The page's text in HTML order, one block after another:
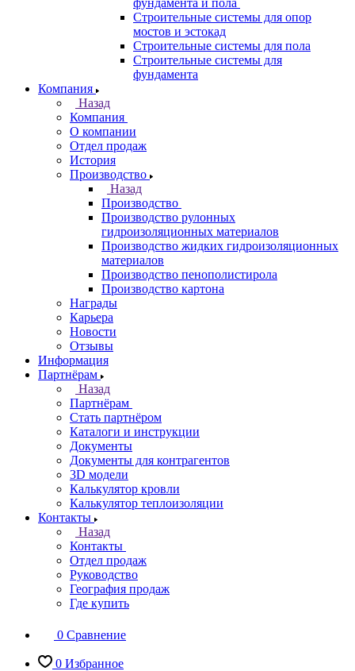
фундамента и пола
Строительные системы для опор
мостов и эстокад
Строительные системы для пола
Строительные системы для
фундамента
Компания
Назад
Компания
О компании
Отдел продаж
История
Производство
Назад
Производство
Производство рулонных
гидроизоляционных материалов
Производство жидких гидроизоляционных
материалов
Производство пенополистирола
Производство картона
Награды
Карьера
Новости
Отзывы
Информация
Партнёрам
Назад
Партнёрам
Стать партнёром
Каталоги и инструкции
Документы
Документы для контрагентов
3D модели
Калькулятор кровли
Калькулятор теплоизоляции
Контакты
Назад
Контакты
Отдел продаж
Руководство
География продаж
Где купить
0 Сравнение
0 Избранное